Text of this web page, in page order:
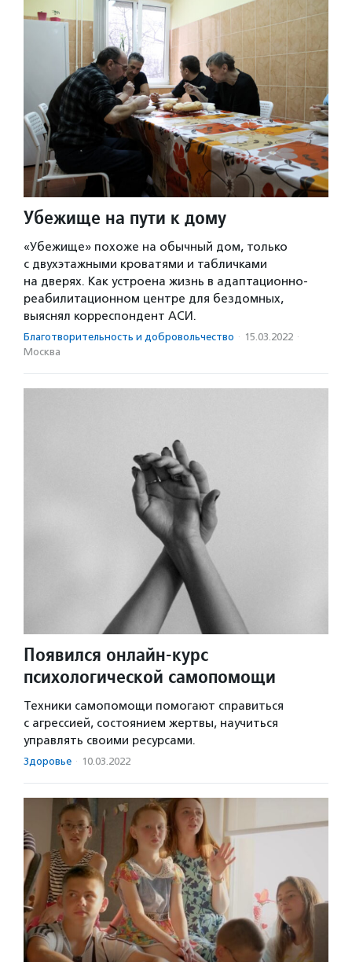
Убежище на пути к дому
«Убежище» похоже на обычный дом, только
с двухэтажными кроватями и табличками
на дверях. Как устроена жизнь в адаптационно-
реабилитационном центре для бездомных,
выяснял корреспондент АСИ.
Благотвори­тель­ность и доброволь­чест­во · 15.03.2022 ·
Москва
Появился онлайн-курс
психологической самопомощи
Техники самопомощи помогают справиться
с агрессией, состоянием жертвы, научиться
управлять своими ресурсами.
Здоровье · 10.03.2022